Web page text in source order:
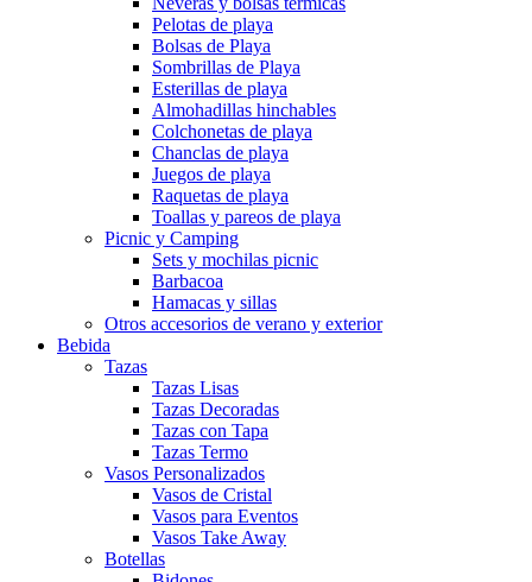
Pelotas de playa
Bolsas de Playa
Sombrillas de Playa
Esterillas de playa
Almohadillas hinchables
Colchonetas de playa
Chanclas de playa
Juegos de playa
Raquetas de playa
Toallas y pareos de playa
Picnic y Camping
Sets y mochilas picnic
Barbacoa
Hamacas y sillas
Otros accesorios de verano y exterior
Bebida
Tazas
Tazas Lisas
Tazas Decoradas
Tazas con Tapa
Tazas Termo
Vasos Personalizados
Vasos de Cristal
Vasos para Eventos
Vasos Take Away
Botellas